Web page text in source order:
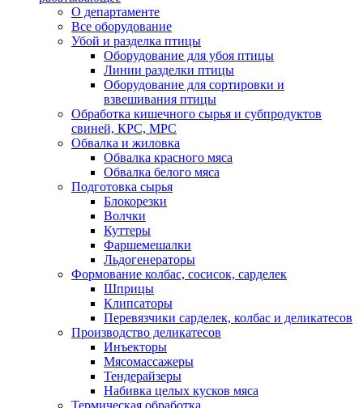
О департаменте
Все оборудование
Убой и разделка птицы
Оборудование для убоя птицы
Линии разделки птицы
Оборудование для сортировки и
взвешивания птицы
Обработка кишечного сырья и субпродуктов
свиней, КРС, МРС
Обвалка и жиловка
Обвалка красного мяса
Обвалка белого мяса
Подготовка сырья
Блокорезки
Волчки
Куттеры
Фаршемешалки
Льдогенераторы
Формование колбас, сосисок, сарделек
Шприцы
Клипсаторы
Перевязчики сарделек, колбас и деликатесов
Производство деликатесов
Инъекторы
Мясомассажеры
Тендерайзеры
Набивка целых кусков мяса